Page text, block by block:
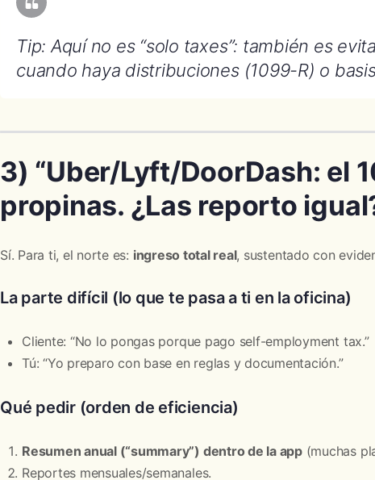
Tip: Aquí no es “solo taxes”: también es
cuando haya distribuciones (1099-R) o
3) “Uber/Lyft/DoorDash: el
propinas. ¿Las reporto
Sí. Para ti, el norte es: ingreso total real, sustentado con
La parte difícil (lo que te pasa a ti en la oficina)
Cliente: “No lo pongas porque pago self-employment tax.”
Tú: “Yo preparo con base en reglas y documentación.”
Qué pedir (orden de eficiencia)
Resumen anual (“summary”) dentro de la app(muchas
Reportes mensuales/semanales.